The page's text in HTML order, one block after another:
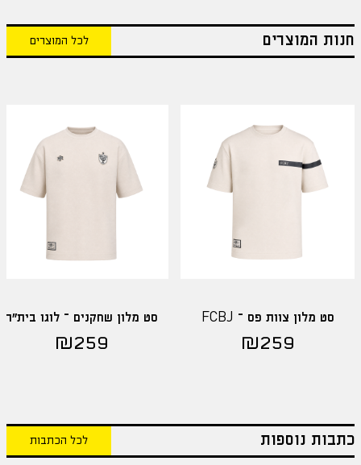
חנות המוצרים לכל המוצרים
סט מלון צוות פס – FCBJ
₪259
סט מלון שחקנים – לוגו בית"ר
₪259
כתבות נוספות לכל הכתבות